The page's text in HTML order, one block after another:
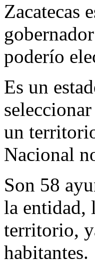
Zacatecas
poderío
Es un
un
Nacional
Son 58
la entidad,
territorio,
habitantes.